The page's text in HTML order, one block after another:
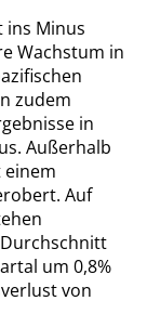
ins Minus
Wachstum in
zudem
in
Außerhalb
einem
Auf
um 0,8%
von